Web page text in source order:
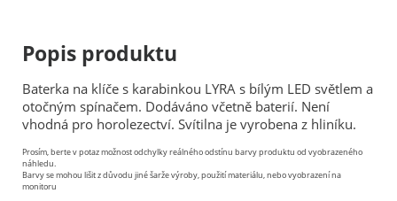
Popis produktu
Baterka na klíče s karabinkou LYRA s bílým LED světlem a
otočným spínačem. Dodáváno včetně baterií. Není
vhodná pro horolezectví. Svítilna je vyrobena z hliníku.
Prosím, berte v potaz možnost odchylky reálného odstínu barvy produktu od vyobrazeného
náhledu.
Barvy se mohou lišit z důvodu jiné šarže výroby, použití materiálu, nebo vyobrazení na
monitoru